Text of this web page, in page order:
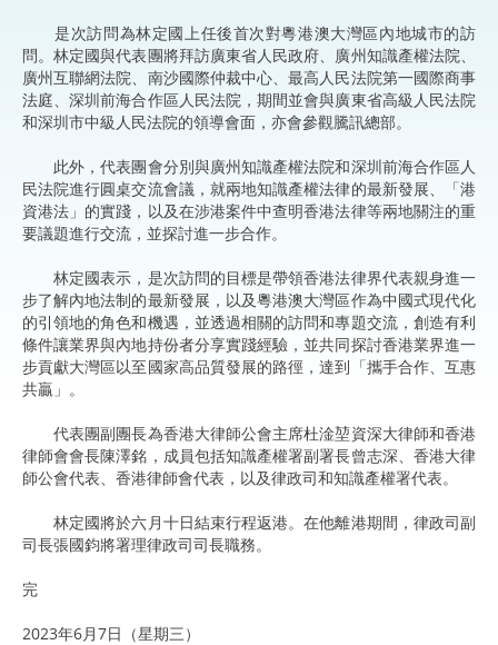
是次訪問為林定國上任後首次對粵港澳大灣區內地城市的訪
問。林定國與代表團將拜訪廣東省人民政府、廣州知識產權法院、
廣州互聯網法院、南沙國際仲裁中心、最高人民法院第一國際商事
法庭、深圳前海合作區人民法院，期間並會與廣東省高級人民法院
和深圳市中級人民法院的領導會面，亦會參觀騰訊總部。
此外，代表團會分別與廣州知識產權法院和深圳前海合作區人
民法院進行圓桌交流會議，就兩地知識產權法律的最新發展、「港
資港法」的實踐，以及在涉港案件中查明香港法律等兩地關注的重
要議題進行交流，並探討進一步合作。
林定國表示，是次訪問的目標是帶領香港法律界代表親身進一
步了解內地法制的最新發展，以及粵港澳大灣區作為中國式現代化
的引領地的角色和機遇，並透過相關的訪問和專題交流，創造有利
條件讓業界與內地持份者分享實踐經驗，並共同探討香港業界進一
步貢獻大灣區以至國家高品質發展的路徑，達到「攜手合作、互惠
共贏」。
代表團副團長為香港大律師公會主席杜淦堃資深大律師和香港
律師會會長陳澤銘，成員包括知識產權署副署長曾志深、香港大律
師公會代表、香港律師會代表，以及律政司和知識產權署代表。
林定國將於六月十日結束行程返港。在他離港期間，律政司副
司長張國鈞將署理律政司司長職務。
完
2023年6月7日（星期三）